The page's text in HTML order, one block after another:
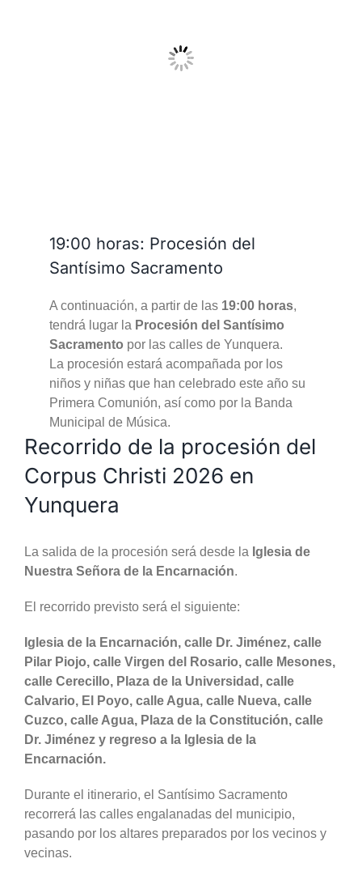
19:00 horas: Procesión del
Santísimo Sacramento
A continuación, a partir de las 19:00 horas,
tendrá lugar la Procesión del Santísimo
Sacramento por las calles de Yunquera.
La procesión estará acompañada por los
niños y niñas que han celebrado este año su
Primera Comunión, así como por la Banda
Municipal de Música.
Recorrido de la procesión del
Corpus Christi 2026 en
Yunquera
La salida de la procesión será desde la Iglesia de
Nuestra Señora de la Encarnación.
El recorrido previsto será el siguiente:
Iglesia de la Encarnación, calle Dr. Jiménez, calle
Pilar Piojo, calle Virgen del Rosario, calle Mesones,
calle Cerecillo, Plaza de la Universidad, calle
Calvario, El Poyo, calle Agua, calle Nueva, calle
Cuzco, calle Agua, Plaza de la Constitución, calle
Dr. Jiménez y regreso a la Iglesia de la
Encarnación.
Durante el itinerario, el Santísimo Sacramento
recorrerá las calles engalanadas del municipio,
pasando por los altares preparados por los vecinos y
vecinas.